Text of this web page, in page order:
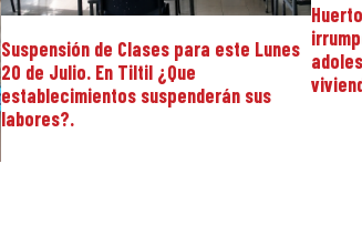
Suspensión de Clases para este Lunes
20 de Julio. En Tiltil ¿Que
establecimientos suspenderán sus
labores?.